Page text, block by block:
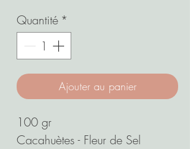
Quantité *
Ajouter au panier
100 gr
Cacahuètes - Fleur de Sel